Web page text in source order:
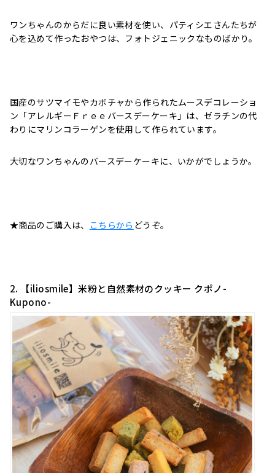
ワンちゃんのからだに良い素材を使い、パティシエさんたちが
心を込めて作ったおやつは、フォトジェニックなものばかり。
国産のサツマイモやカボチャから作られたムースデコレーショ
ン「アレルギーＦｒｅｅバースデーケーキ」は、ゼラチンの代
わりにマリンコラーゲンを使用して作られています。
大切なワンちゃんのバースデーケーキに、いかがでしょうか。
★商品のご購入は、 こちらから どうぞ。
2. 【iliosmile】米粉と自然素材のクッキー クポノ-
Kupono-